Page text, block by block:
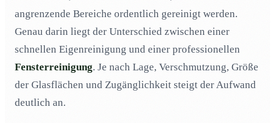
3. Wie bekomme ich die Fenster streifenfrei?
04 4. Wie viel kostet eine Fensterreinigung?
055. Wie lange braucht man zum Fenster putzen?
066. Wie oft sollte ich meine Fenster putzen?
7. Wo finde ich eine gute Fensterputzfirma?
angrenzende Bereiche ordentlich gereinigt werden.
Genau darin liegt der Unterschied zwischen einer
schnellen Eigenreinigung und einer professionellen
Fensterreinigung. Je nach Lage, Verschmutzung, Größe
der Glasflächen und Zugänglichkeit steigt der Aufwand
deutlich an.